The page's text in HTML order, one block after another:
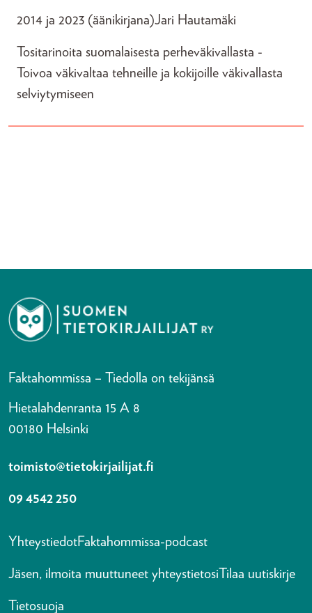
2014 ja 2023 (äänikirjana)Jari Hautamäki
Tositarinoita suomalaisesta perheväkivallasta -
Toivoa väkivaltaa tehneille ja kokijoille väkivallasta
selviytymiseen
Faktahommissa – Tiedolla on tekijänsä
Hietalahdenranta 15 A 8
00180 Helsinki
toimisto@tietokirjailijat.fi
09 4542 250
YhteystiedotFaktahommissa-podcast
Jäsen, ilmoita muuttuneet yhteystietosi Tilaa uutiskirje
Tietosuoja